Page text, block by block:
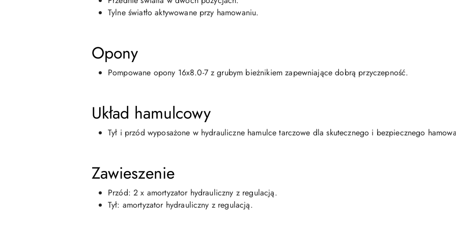
Tylne światło aktywowane przy hamowaniu.
Opony
Pompowane opony 16x8.0-7 z grubym bieżnikiem zapewniające dobrą przyczepność.
Układ hamulcowy
Tył i przód wyposażone w hydrauliczne hamulce tarczowe dla skutecznego i bezpiecznego
Zawieszenie
Przód: 2 x amortyzator hydrauliczny z regulacją.
Tył: amortyzator hydrauliczny z regulacją.